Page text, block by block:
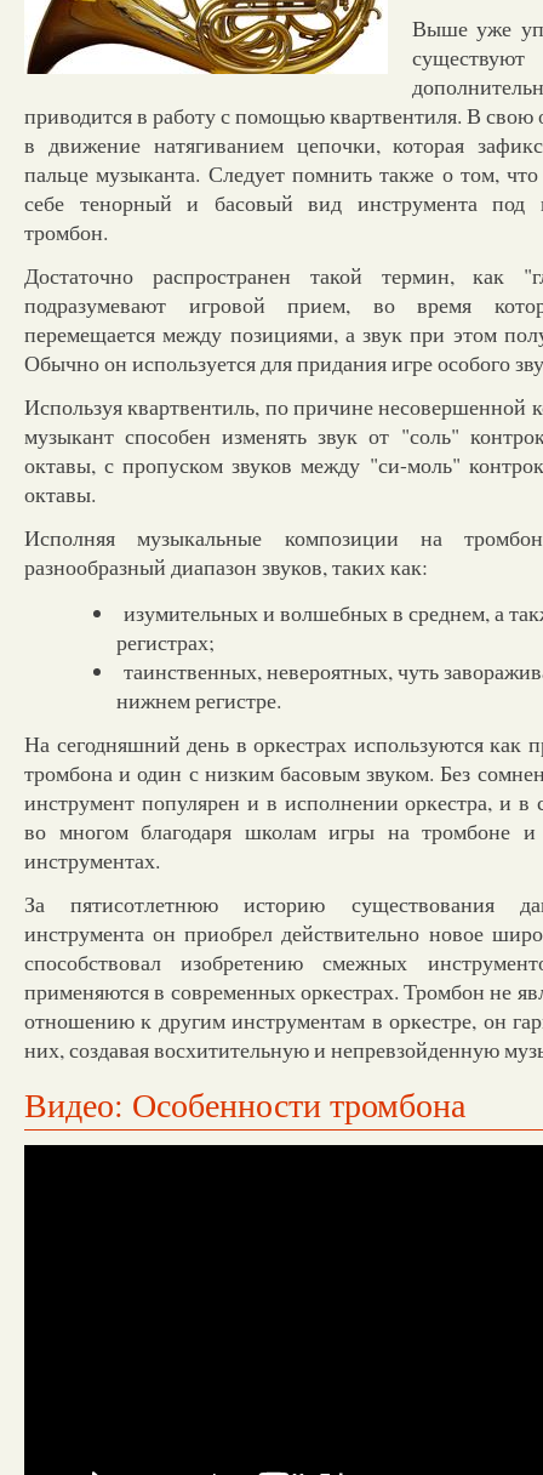
Выше уже
приводится в работу с помощью квартвентиля. В свою
в движение натягиванием цепочки, которая
пальце музыканта. Следует помнить также о том,
себе тенорный и басовый вид инструмента под
тромбон.
Достаточно распространен такой термин, как
подразумевают игровой прием, во время
перемещается между позициями, а звук при этом
Обычно он используется для придания игре особого
Используя квартвентиль, по причине несовершенной
музыкант способен изменять звук от "соль"
октавы, с пропуском звуков между "си-моль"
октавы.
Исполняя музыкальные композиции на
разнообразный диапазон звуков, таких как:
изумительных и волшебных в среднем, а
регистрах;
таинственных, невероятных, чуть
нижнем регистре.
На сегодняшний день в оркестрах используются как
тромбона и один с низким басовым звуком. Без
инструмент популярен и в исполнении оркестра, и в
во многом благодаря школам игры на тромбоне и
инструментах.
За пятисотлетнюю историю существования
инструмента он приобрел действительно новое
способствовал изобретению смежных
применяются в современных оркестрах. Тромбон не
отношению к другим инструментам в оркестре, он
них, создавая восхитительную и непревзойденную
Видео: Особенности тромбона